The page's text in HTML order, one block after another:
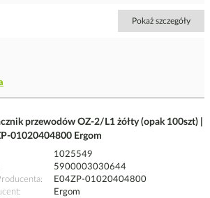
Pokaż szczegóły
przewodów OZ-2/L1 żółty (opak 100szt) |
01020404800 Ergom
1025549
5900003030644
E04ZP-01020404800
Ergom